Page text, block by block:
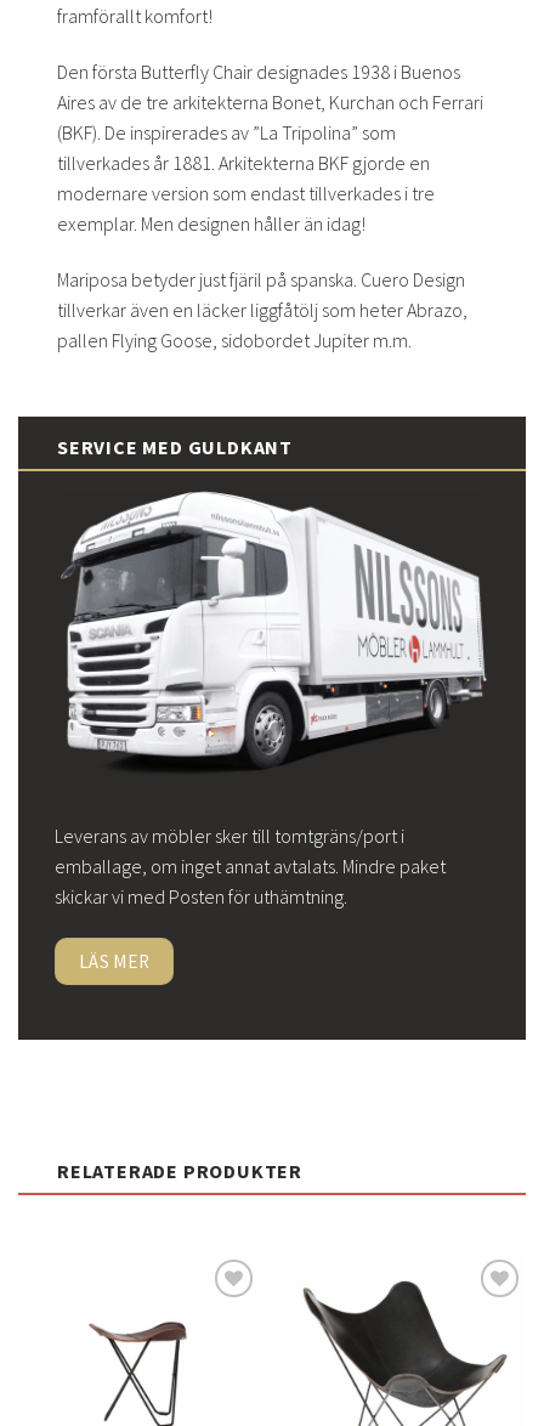
framförallt komfort!
Den första Butterfly Chair designades 1938 i Buenos
Aires av de tre arkitekterna Bonet, Kurchan och Ferrari
(BKF). De inspirerades av ”La Tripolina” som
tillverkades år 1881. Arkitekterna BKF gjorde en
modernare version som endast tillverkades i tre
exemplar. Men designen håller än idag!
Mariposa betyder just fjäril på spanska. Cuero Design
tillverkar även en läcker liggfåtölj som heter Abrazo,
pallen Flying Goose, sidobordet Jupiter m.m.
SERVICE MED GULDKANT
Leverans av möbler sker till tomtgräns/port i
emballage, om inget annat avtalats. Mindre paket
skickar vi med Posten för uthämtning.
LÄS MER
RELATERADE PRODUKTER
till i
önskelistan